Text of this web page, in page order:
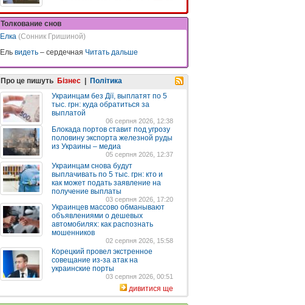
Толкование снов
Елка (Сонник Гришиной)
Ель видеть – сердечная Читать дальше
Про це пишуть Бізнес | Політика
Украинцам без Дії, выплатят по 5
тыс. грн: куда обратиться за
выплатой
06 серпня 2026, 12:38
Блокада портов ставит под угрозу
половину экспорта железной руды
из Украины – медиа
05 серпня 2026, 12:37
Украинцам снова будут
выплачивать по 5 тыс. грн: кто и
как может подать заявление на
получение выплаты
03 серпня 2026, 17:20
Украинцев массово обманывают
объявлениями о дешевых
автомобилях: как распознать
мошенников
02 серпня 2026, 15:58
Корецкий провел экстренное
совещание из-за атак на
украинские порты
03 серпня 2026, 00:51
дивитися ще